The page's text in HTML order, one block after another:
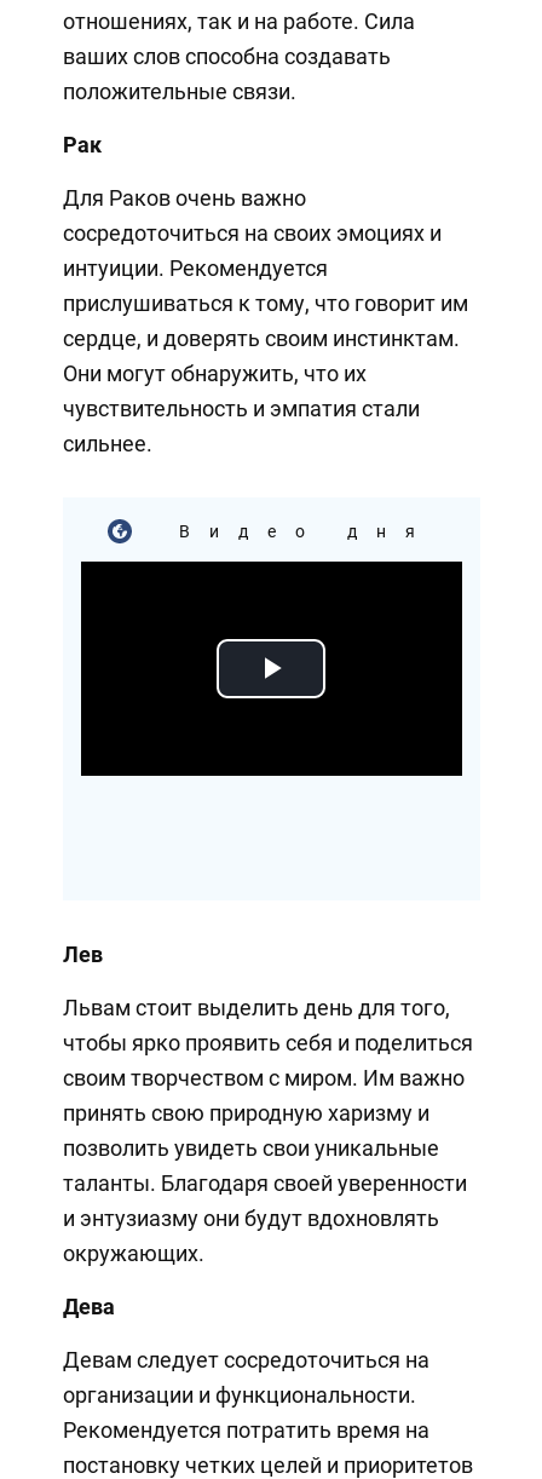
отношениях, так и на работе. Сила
ваших слов способна создавать
положительные связи.
Рак
Для Раков очень важно
сосредоточиться на своих эмоциях и
интуиции. Рекомендуется
прислушиваться к тому, что говорит им
сердце, и доверять своим инстинктам.
Они могут обнаружить, что их
чувствительность и эмпатия стали
сильнее.
Видео дня
Play
Лев
Львам стоит выделить день для того,
чтобы ярко проявить себя и поделиться
своим творчеством с миром. Им важно
принять свою природную харизму и
позволить увидеть свои уникальные
таланты. Благодаря своей уверенности
и энтузиазму они будут вдохновлять
окружающих.
Дева
Девам следует сосредоточиться на
организации и функциональности.
Рекомендуется потратить время на
постановку четких целей и приоритетов